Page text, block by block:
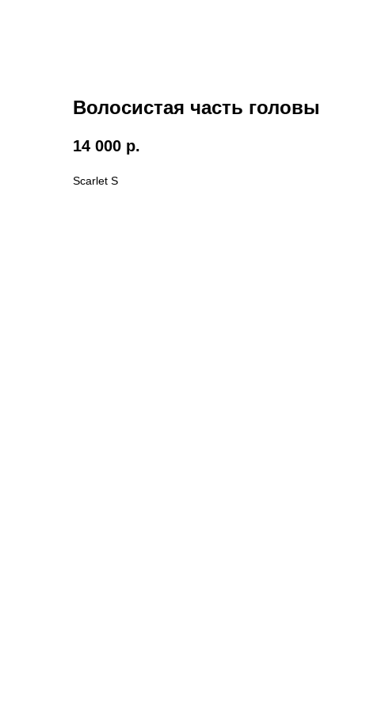
Волосистая часть головы
14 000 р.
Scarlet S